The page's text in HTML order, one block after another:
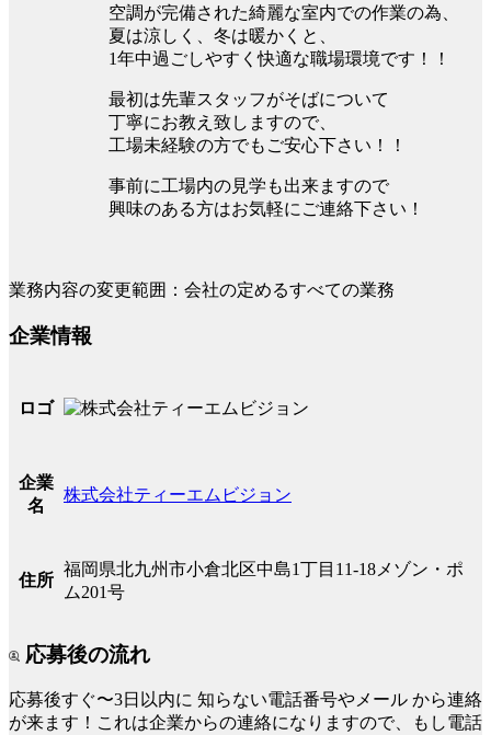
空調が完備された綺麗な室内での作業の為、
夏は涼しく、冬は暖かくと、
1年中過ごしやすく快適な職場環境です！！
最初は先輩スタッフがそばについて
丁寧にお教え致しますので、
工場未経験の方でもご安心下さい！！
事前に工場内の見学も出来ますので
興味のある方はお気軽にご連絡下さい！
業務内容の変更範囲：会社の定めるすべての業務
企業情報
ロゴ
企業
名
株式会社ティーエムビジョン
住所
福岡県北九州市小倉北区中島1丁目11-18メゾン・ポ
ム201号
応募後の流れ
応募後すぐ〜3日以内に 知らない電話番号やメール から連絡
が来ます！これは企業からの連絡になりますので、もし電話